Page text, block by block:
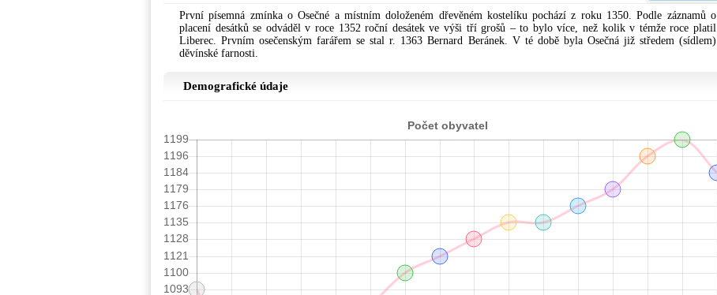
První písemná zmínka o Osečné a místním doloženém dřevěném kostelíku pochází z roku 1350. Podle záznamů o
placení desátků se odváděl v roce 1352 roční desátek ve výši tří grošů – to bylo více, než kolik v témže roce platil
Liberec. Prvním osečenským farářem se stal r. 1363 Bernard Beránek. V té době byla Osečná již středem (sídlem)
děvínské farnosti.
Demografické údaje